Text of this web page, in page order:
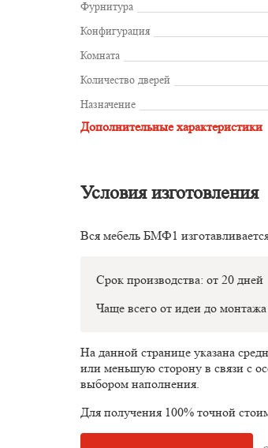
Фурнитура
Конфигурация
Комната
Количество дверей
Назначение
Дополнительные характеристики
Условия изготовления
Вся мебель БМФ1
Срок производства: от 20 дней
Чаще всего от идеи до
На данной странице указана
или меньшую сторону в связи с
выбором наполнения.
Для получения 100% точной